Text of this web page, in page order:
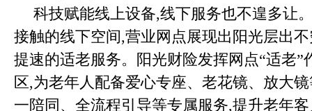
科技赋能线上设备,线下服务也不遑多让
接触的线下空间,营业网点展现出阳光层出
提速的适老服务。阳光财险发挥网点“适老”
区,为老年人配备爱心专座、老花镜、放大
一陪同、全流程引导等专属服务,提升老年